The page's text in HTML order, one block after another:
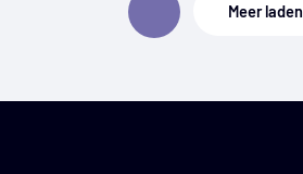
Meer laden